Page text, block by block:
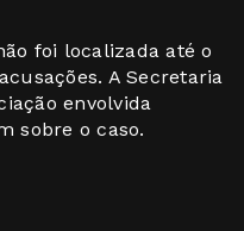
foi localizada até o
A Secretaria
envolvida
sobre o caso.